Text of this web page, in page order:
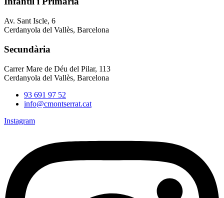
Av. Sant Iscle, 6
Cerdanyola del Vallès, Barcelona
Secundària
Carrer Mare de Déu del Pilar, 113
Cerdanyola del Vallès, Barcelona
93 691 97 52
info@cmontserrat.cat
Instagram